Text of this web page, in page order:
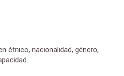
étnico, nacionalidad, género,